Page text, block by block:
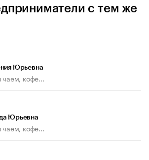
с тем же
Юрьевна
чаем, кофе...
Юрьевна
чаем, кофе...